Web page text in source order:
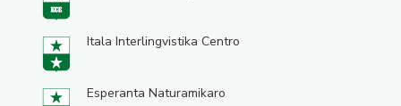
Itala Interlingvistika Centro
Esperanta Naturamikaro